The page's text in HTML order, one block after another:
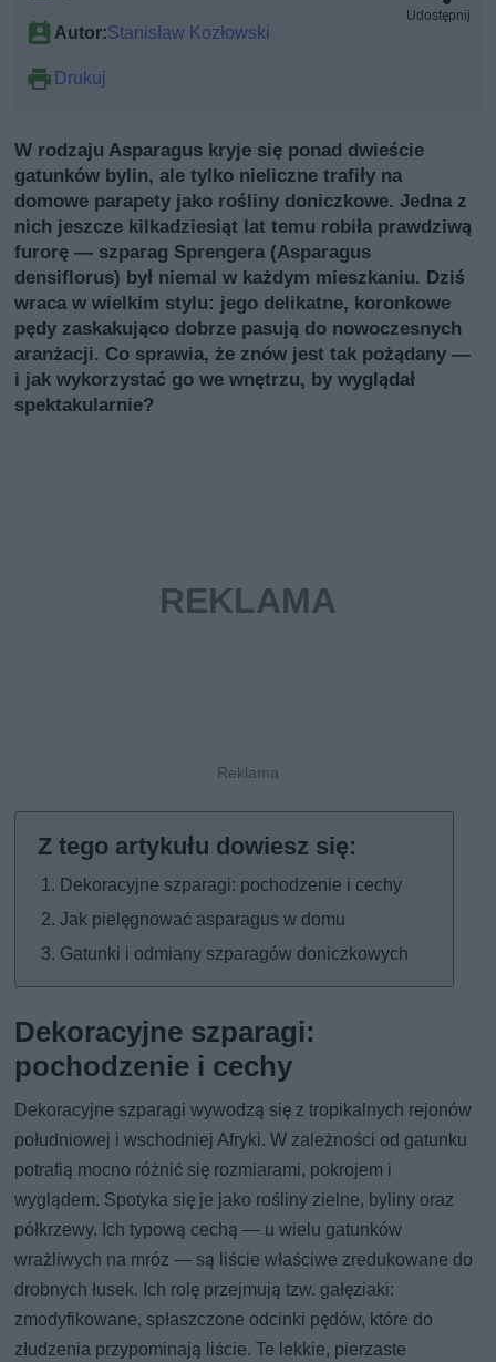
Autor:Stanisław Kozłowski
Drukuj
Udostępnij
W rodzaju Asparagus kryje się ponad dwieście
gatunków bylin, ale tylko nieliczne trafiły na
domowe parapety jako rośliny doniczkowe. Jedna z
nich jeszcze kilkadziesiąt lat temu robiła prawdziwą
furorę — szparag Sprengera (Asparagus
densiflorus) był niemal w każdym mieszkaniu. Dziś
wraca w wielkim stylu: jego delikatne, koronkowe
pędy zaskakująco dobrze pasują do nowoczesnych
aranżacji. Co sprawia, że znów jest tak pożądany —
i jak wykorzystać go we wnętrzu, by wyglądał
spektakularnie?
Dekoracyjne szparagi: pochodzenie i cechy
Jak pielęgnować asparagus w domu
Gatunki i odmiany szparagów doniczkowych
Dekoracyjne szparagi:
pochodzenie i cechy
Dekoracyjne szparagi wywodzą się z tropikalnych rejonów
południowej i wschodniej Afryki. W zależności od gatunku
potrafią mocno różnić się rozmiarami, pokrojem i
wyglądem. Spotyka się je jako rośliny zielne, byliny oraz
półkrzewy. Ich typową cechą — u wielu gatunków
wrażliwych na mróz — są liście właściwe zredukowane do
drobnych łusek. Ich rolę przejmują tzw. gałęziaki:
zmodyfikowane, spłaszczone odcinki pędów, które do
złudzenia przypominają liście. Te lekkie, pierzaste